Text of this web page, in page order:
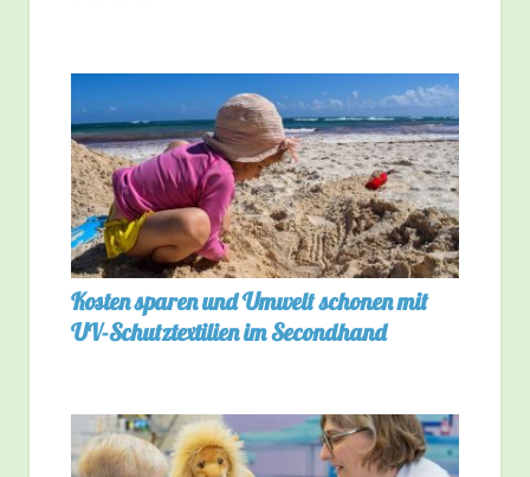
Kosten sparen und Umwelt schonen mit
UV-Schutztextilien im Secondhand